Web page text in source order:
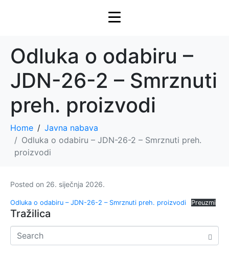
Odluka o odabiru –
JDN-26-2 – Smrznuti
preh. proizvodi
Home
Javna nabava
Odluka o odabiru – JDN-26-2 – Smrznuti preh.
proizvodi
Posted on 26. siječnja 2026.
Odluka o odabiru – JDN-26-2 – Smrznuti preh. proizvodi Preuzmi
Tražilica